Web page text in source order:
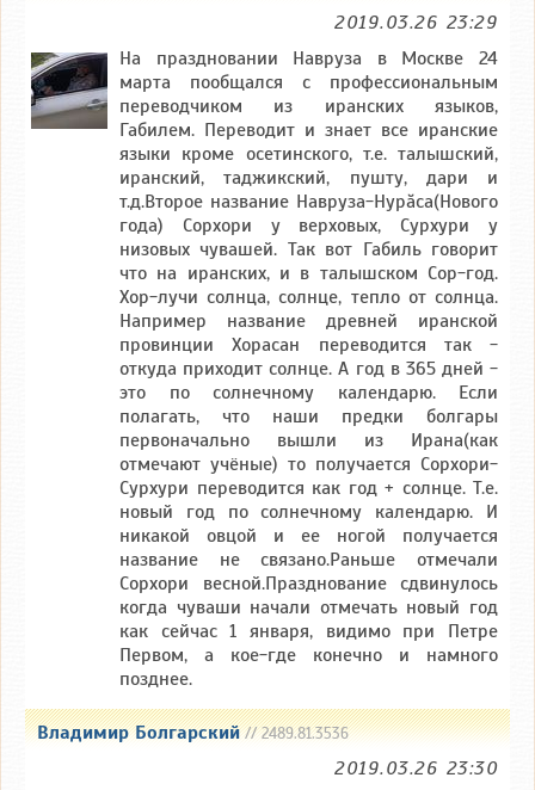
2019.03.26 23:29
На праздновании Навруза в Москве 24
марта пообщался с профессиональным
переводчиком из иранских языков,
Габилем. Переводит и знает все иранские
языки кроме осетинского, т.е. талышский,
иранский, таджикский, пушту, дари и
т.д.Второе название Навруза-Нурăса(Нового
года) Сорхори у верховых, Сурхури у
низовых чувашей. Так вот Габиль говорит
что на иранских, и в талышском Сор-год.
Хор-лучи солнца, солнце, тепло от солнца.
Например название древней иранской
провинции Хорасан переводится так -
откуда приходит солнце. А год в 365 дней -
это по солнечному календарю. Если
полагать, что наши предки болгары
первоначально вышли из Ирана(как
отмечают учёные) то получается Сорхори-
Сурхури переводится как год + солнце. Т.е.
новый год по солнечному календарю. И
никакой овцой и ее ногой получается
название не связано.Раньше отмечали
Сорхори весной.Празднование сдвинулось
когда чуваши начали отмечать новый год
как сейчас 1 января, видимо при Петре
Первом, а кое-где конечно и намного
позднее.
Владимир Болгарский// 2489.81.3536
2019.03.26 23:30